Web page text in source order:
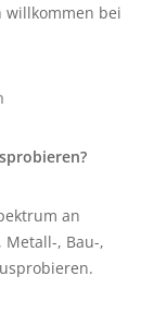
willkommen bei
an
Metall-, Bau-,